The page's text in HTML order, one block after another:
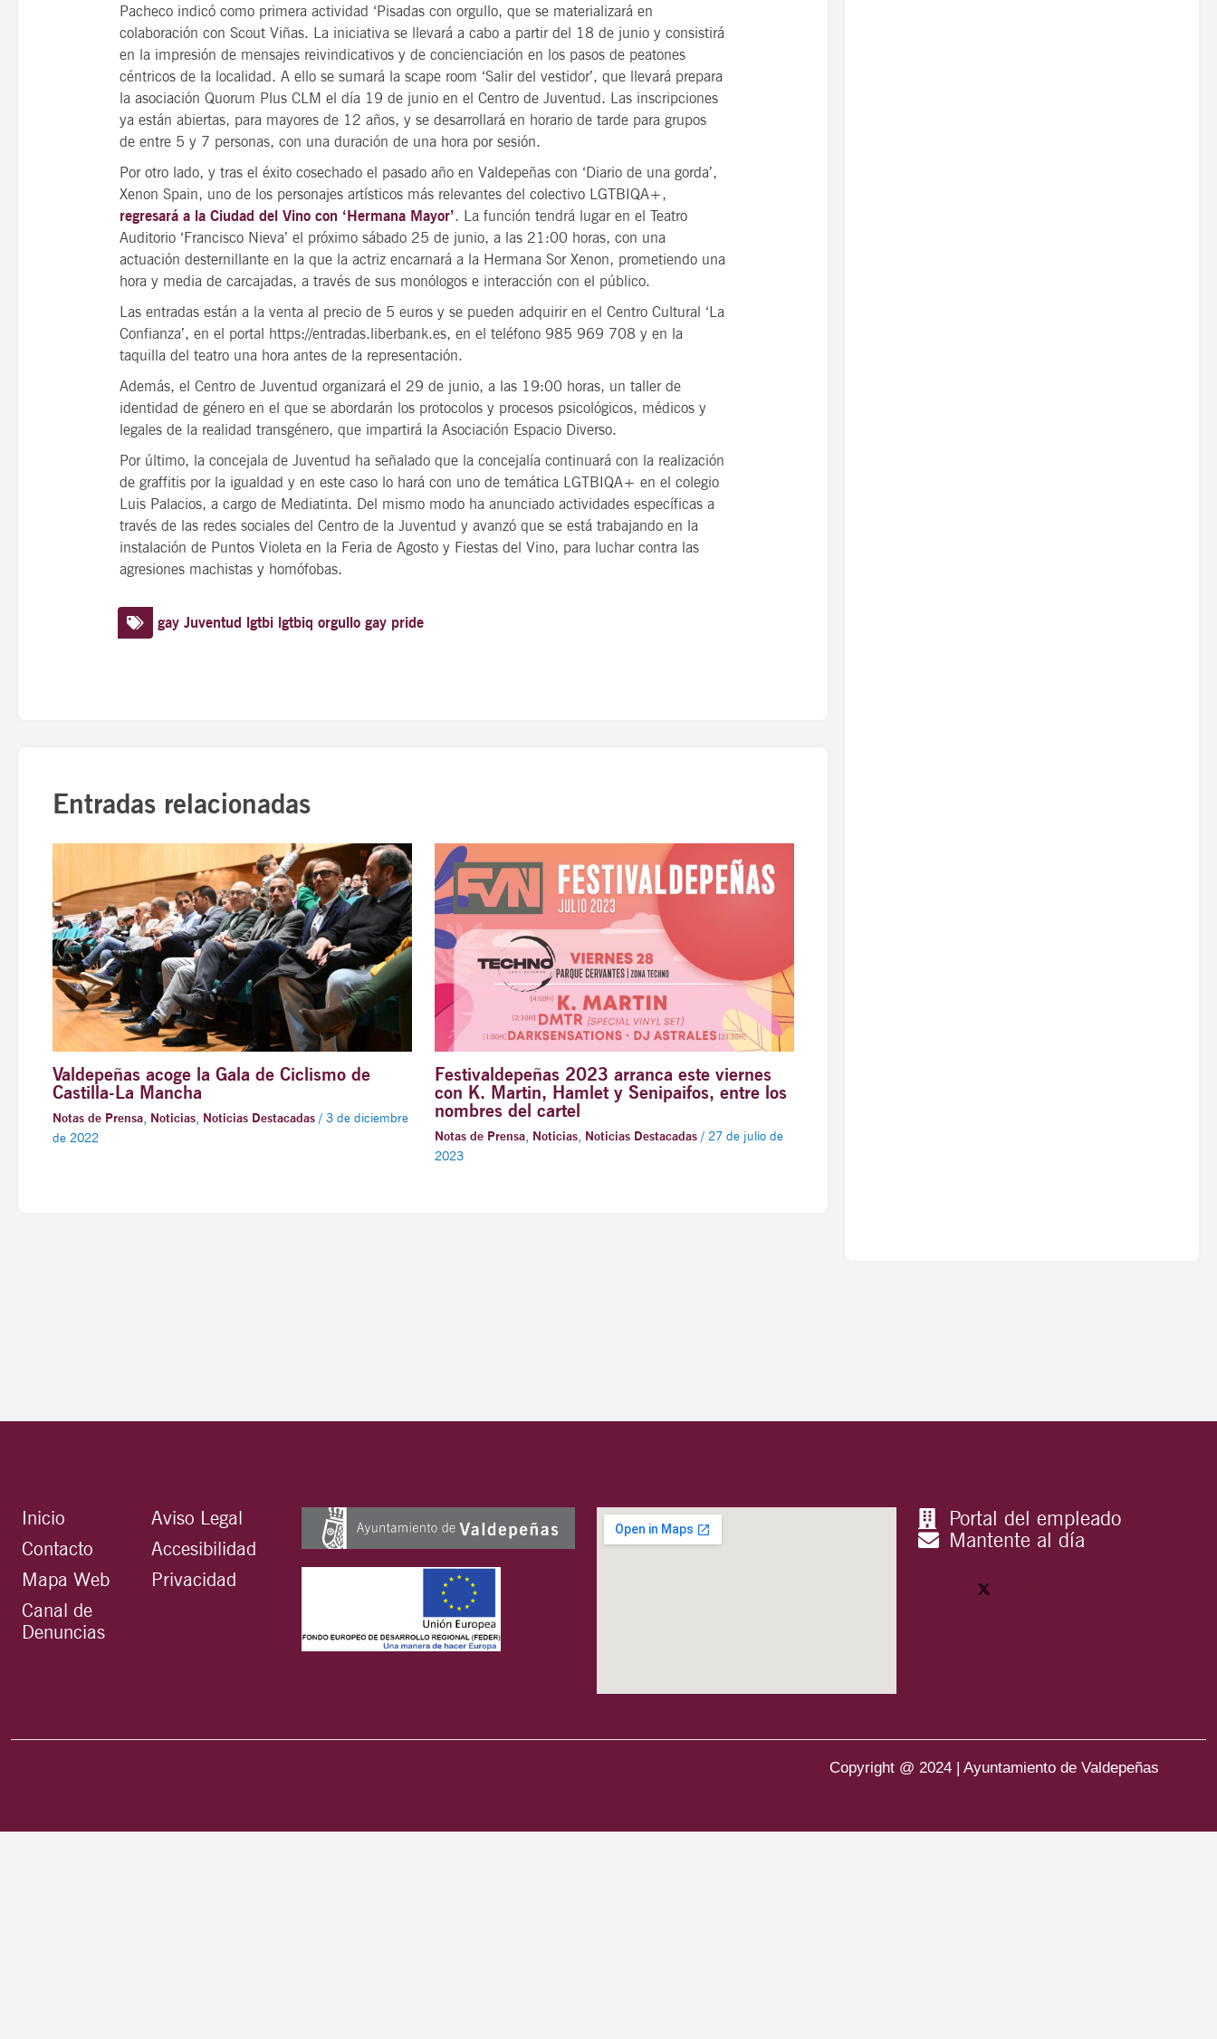
Pacheco indicó como primera actividad ‘Pisadas con orgullo, que se materializará en
colaboración con Scout Viñas. La iniciativa se llevará a cabo a partir del 18 de junio y consistirá
en la impresión de mensajes reivindicativos y de concienciación en los pasos de peatones
céntricos de la localidad. A ello se sumará la scape room ‘Salir del vestidor’, que llevará prepara
la asociación Quorum Plus CLM el día 19 de junio en el Centro de Juventud. Las inscripciones
ya están abiertas, para mayores de 12 años, y se desarrollará en horario de tarde para grupos
de entre 5 y 7 personas, con una duración de una hora por sesión.
Por otro lado, y tras el éxito cosechado el pasado año en Valdepeñas con ‘Diario de una gorda’,
Xenon Spain, uno de los personajes artísticos más relevantes del colectivo LGTBIQA+,
regresará a la Ciudad del Vino con ‘Hermana Mayor’. La función tendrá lugar en el Teatro
Auditorio ‘Francisco Nieva’ el próximo sábado 25 de junio, a las 21:00 horas, con una
actuación desternillante en la que la actriz encarnará a la Hermana Sor Xenon, prometiendo una
hora y media de carcajadas, a través de sus monólogos e interacción con el público.
Las entradas están a la venta al precio de 5 euros y se pueden adquirir en el Centro Cultural ‘La
Confianza’, en el portal https://entradas.liberbank.es, en el teléfono 985 969 708 y en la
taquilla del teatro una hora antes de la representación.
Además, el Centro de Juventud organizará el 29 de junio, a las 19:00 horas, un taller de
identidad de género en el que se abordarán los protocolos y procesos psicológicos, médicos y
legales de la realidad transgénero, que impartirá la Asociación Espacio Diverso.
Por último, la concejala de Juventud ha señalado que la concejalía continuará con la realización
de graffitis por la igualdad y en este caso lo hará con uno de temática LGTBIQA+ en el colegio
Luis Palacios, a cargo de Mediatinta. Del mismo modo ha anunciado actividades específicas a
través de las redes sociales del Centro de la Juventud y avanzó que se está trabajando en la
instalación de Puntos Violeta en la Feria de Agosto y Fiestas del Vino, para luchar contra las
agresiones machistas y homófobas.
gay Juventud lgtbi lgtbiq orgullo gay pride
Entradas relacionadas
Valdepeñas acoge la Gala de Ciclismo de
Castilla-La Mancha
Notas de Prensa, Noticias, Noticias Destacadas/ 3 de diciembre
de 2022
Festivaldepeñas 2023 arranca este viernes
con K. Martin, Hamlet y Senipaifos, entre los
nombres del cartel
Notas de Prensa, Noticias, Noticias Destacadas/ 27 de julio de
2023
Inicio
Contacto
Mapa Web
Canal de
Denuncias
Aviso Legal
Accesibilidad
Privacidad
Portal del empleado
Mantente al día
Copyright @ 2024 | Ayuntamiento de Valdepeñas